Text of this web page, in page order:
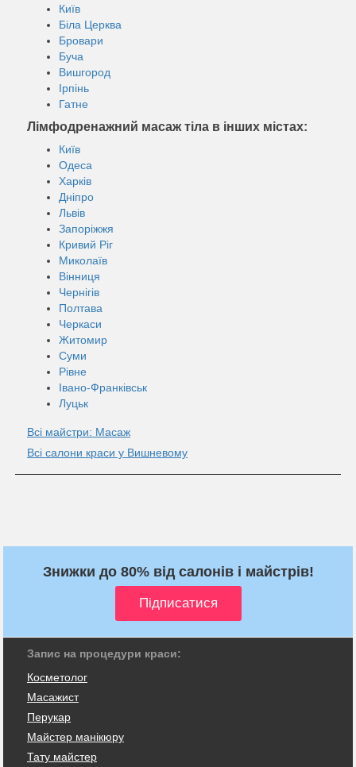
Київ
Біла Церква
Бровари
Буча
Вишгород
Ірпінь
Гатне
Лімфодренажний масаж тіла в інших містах:
Київ
Одеса
Харків
Дніпро
Львів
Запоріжжя
Кривий Ріг
Миколаїв
Вінниця
Чернігів
Полтава
Черкаси
Житомир
Суми
Рівне
Івано-Франківськ
Луцьк
Всі майстри: Масаж
Всі салони краси у Вишневому
Знижки до 80% від салонів і майстрів!
Запис на процедури краси:
Косметолог
Масажист
Перукар
Майстер манікюру
Тату майстер